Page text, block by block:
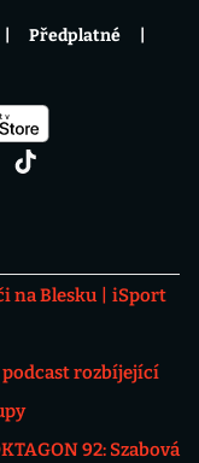
na Blesku
iSport
rozbíjející
92: Szabová
Předplatné